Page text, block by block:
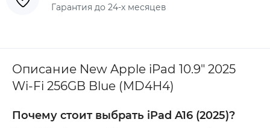
Гарантия до 24-х месяцев
Описание New Apple iPad 10.9" 2025
Wi-Fi 256GB Blue (MD4H4)
Почему стоит выбрать iPad A16 (2025)?